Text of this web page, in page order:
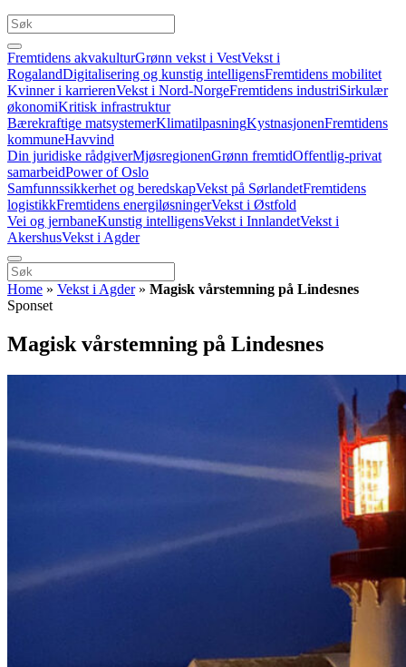
Fremtidens akvakulturGrønn vekst i VestVekst i
RogalandDigitalisering og kunstig intelligensFremtidens mobilitet
Kvinner i karrierenVekst i Nord-NorgeFremtidens industriSirkulær
økonomiKritisk infrastruktur
Bærekraftige matsystemerKlimatilpasningKystnasjonenFremtidens
kommuneHavvind
Din juridiske rådgiverMjøsregionenGrønn fremtidOffentlig-privat
samarbeidPower of Oslo
Samfunnssikkerhet og beredskapVekst på SørlandetFremtidens
logistikkFremtidens energiløsningerVekst i Østfold
Vei og jernbaneKunstig intelligensVekst i InnlandetVekst i
AkershusVekst i Agder
Home » Vekst i Agder» Magisk vårstemning på Lindesnes
Sponset
Magisk vårstemning på Lindesnes